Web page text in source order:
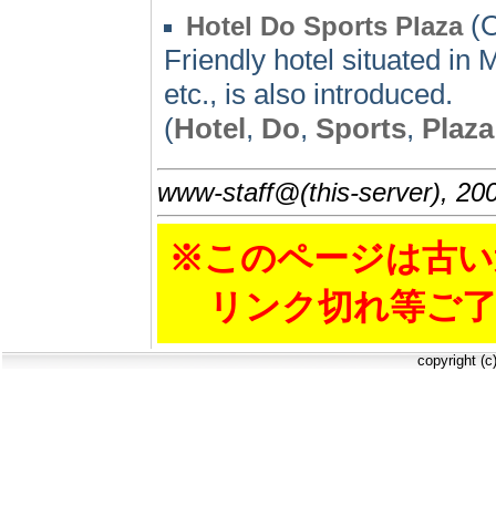
Hotel Do Sports Plaza
Friendly hotel situated in
etc., is also introduced.
(Hotel, Do, Sports, Plaza
www-staff@(this-server),
※このページは古
リンク切れ等ご
copyright